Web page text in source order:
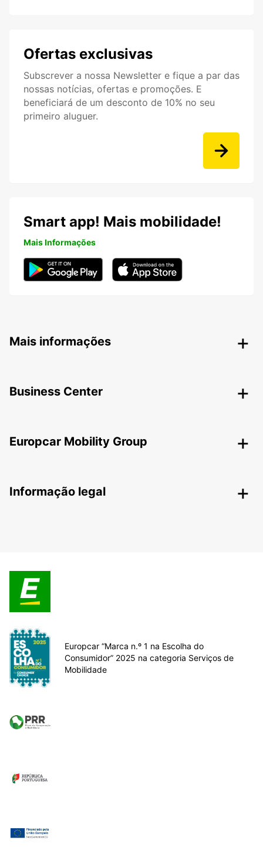
Ofertas exclusivas
Subscrever a nossa Newsletter e fique a par das
nossas notícias, ofertas e promoções. E
beneficiará de um desconto de 10% no seu
primeiro aluguer.
Smart app! Mais mobilidade!
Mais Informações
Mais informações
Business Center
Europcar Mobility Group
Informação legal
Europcar “Marca n.º 1 na Escolha do
Consumidor” 2025 na categoria Serviços de
Mobilidade